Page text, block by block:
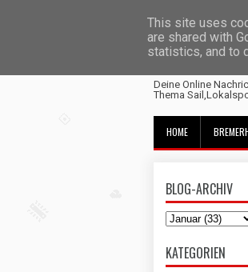
Fischtown
Deine Online
Thema
HOME
BLOG-ARCHIV
KATEGORIEN
This site uses
are shared with
statistics, and to